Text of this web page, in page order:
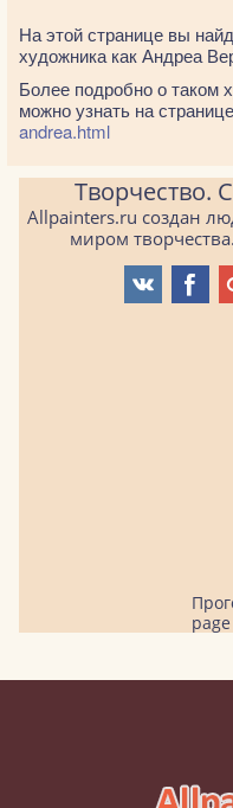
На этой странице вы
художника как Андреа
Более подробно о таком
можно узнать на странице
andrea.html
Творчество.
Allpainters.ru создан
миром
page